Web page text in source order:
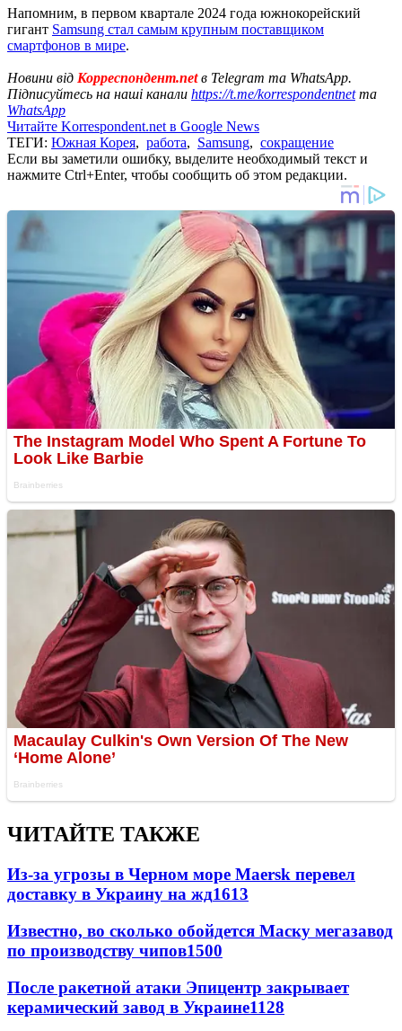
Напомним, в первом квартале 2024 года южнокорейский
гигант Samsung стал самым крупным поставщиком
смартфонов в мире.
Новини від Корреспондент.netв Telegram та WhatsApp.
Підписуйтесь на наші канали https://t.me/korrespondentnetта
WhatsApp
Читайте Korrespondent.net в Google News
ТЕГИ: Южная Корея, работа, Samsung, сокращение
Если вы заметили ошибку, выделите необходимый текст и
нажмите Ctrl+Enter, чтобы сообщить об этом редакции.
ЧИТАЙТЕ ТАКЖЕ
Из-за угрозы в Черном море Maersk перевел
доставку в Украину на жд1613
Известно, во сколько обойдется Маску мегазавод
по производству чипов1500
После ракетной атаки Эпицентр закрывает
керамический завод в Украине1128